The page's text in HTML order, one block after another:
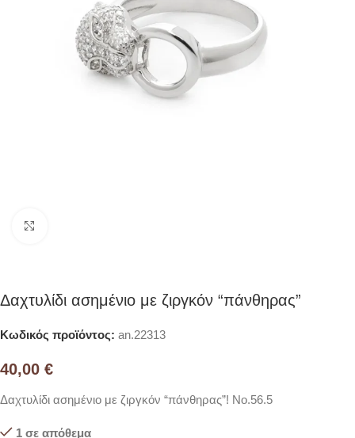
Δαχτυλίδι ασημένιο με ζιργκόν “πάνθηρας”
Κωδικός προϊόντος: an.22313
40,00 €
Δαχτυλίδι ασημένιο με ζιργκόν “πάνθηρας”! Νο.56.5
1 σε απόθεμα